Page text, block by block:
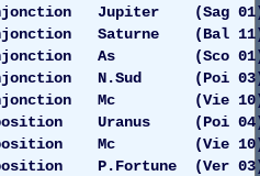
Jupiter (Sag
Saturne (Bal
As (Sco
N.Sud (Poi
Mc (Vie 10)
Uranus (Poi 04)
Mc (Vie
P.Fortune (Ver 03)